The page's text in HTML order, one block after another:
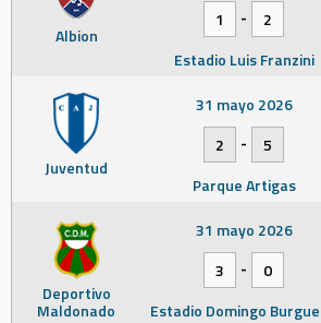
Albion
1
-
2
Estadio Luis Franzini
Juventud
31 mayo 2026
2
-
5
Parque Artigas
Deportivo
Maldonado
31 mayo 2026
3
-
0
Estadio Domingo